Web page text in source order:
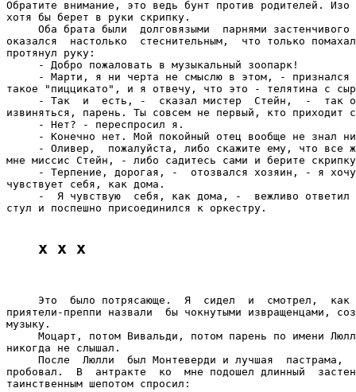
Обратите внимание, это ведь бунт против родителей. Изо
хотя бы берет в руки скрипку.
Оба брата были  долговязыми  парнями застенчивого
оказался  настолько  стеснительным,  что только
протянул руку:
     - Добро пожаловать в музыкальный зоопарк!
- Марти, я ни черта не смыслю в этом, - признался
такое "пиццикато", и я отвечу, что это - телятина с
- Так  и  есть, -  сказал мистер  Стейн,  -  так
извиняться, парень. Ты совсем не первый, кто приходит
     - Нет? - переспросил я.
- Конечно нет. Мой покойный отец вообще не знал
- Оливер,  пожалуйста, либо скажите ему, что все
мне миссис Стейн, - либо садитесь сами и берите
- Терпение, дорогая, -  отозвался хозяин, - я
чувствует себя, как дома.
-  Я чувствую  себя, как дома, -  вежливо ответил
стул и поспешно присоединился к оркестру.
x x x
Это  было потрясающе.  Я  сидел  и  смотрел,  как
приятели-преппи назвали  бы чокнутыми извращенцами,
музыку.
Моцарт, потом Вивальди, потом парень по имени
никогда не слышал.
После  Люлли  был Монтеверди и лучшая  пастрама,
пробовал.  В  антракте  ко  мне подошел длинный
таинственным шепотом спросил: